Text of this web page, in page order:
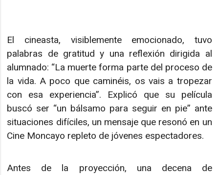
El cineasta, visiblemente emocionado, tuvo
palabras de gratitud y una reflexión dirigida al
alumnado: “La muerte forma parte del proceso de
la vida. A poco que caminéis, os vais a tropezar
con esa experiencia”. Explicó que su película
buscó ser “un bálsamo para seguir en pie” ante
situaciones difíciles, un mensaje que resonó en un
Cine Moncayo repleto de jóvenes espectadores.
Antes de la proyección, una decena de